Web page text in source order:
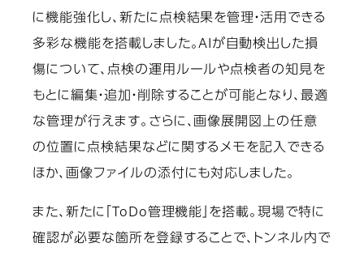
に機能強化し、新たに点検結果を管理・活用できる
多彩な機能を搭載しました。AIが自動検出した損
傷について、点検の運用ルールや点検者の知見を
もとに編集・追加・削除することが可能となり、最適
な管理が行えます。さらに、画像展開図上の任意
の位置に点検結果などに関するメモを記入できる
ほか、画像ファイルの添付にも対応しました。
また、新たに「ToDo管理機能」を搭載。現場で特に
確認が必要な箇所を登録することで、トンネル内で